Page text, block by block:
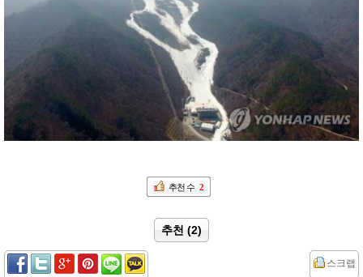
추천 수 2
추천 (2)
스크랩